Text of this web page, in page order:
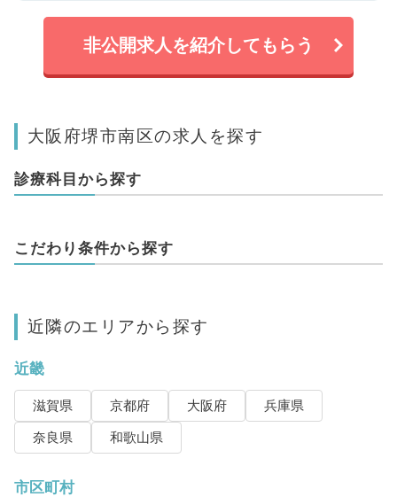
非公開求人を紹介してもらう
大阪府堺市南区の求人を探す
診療科目から探す
こだわり条件から探す
近隣のエリアから探す
近畿
滋賀県 京都府 大阪府
兵庫県
奈良県
和歌山県
市区町村